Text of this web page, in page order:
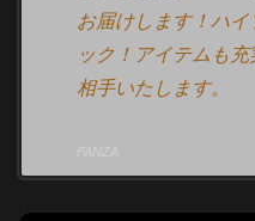
お届けします！ハ
ック！アイテムも
相手いたします。
FANZA